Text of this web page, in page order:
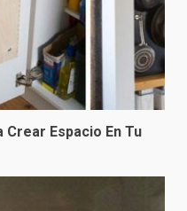
Crear Espacio En Tu